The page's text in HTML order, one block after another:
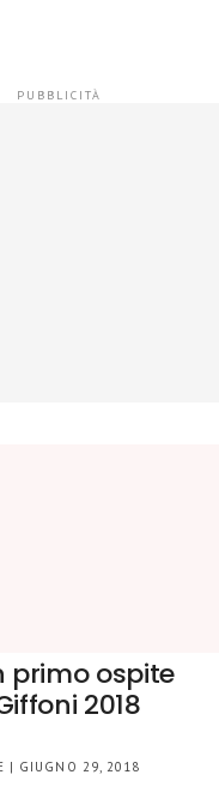
primo ospite
2018
| GIUGNO 29, 2018